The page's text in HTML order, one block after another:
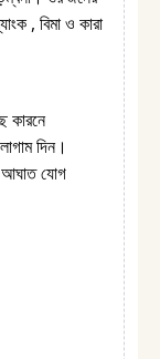
, বিমা ও কারা
কারনে
দিন।
আঘাত যোগ